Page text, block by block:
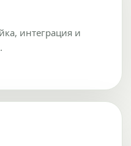
интеграция и